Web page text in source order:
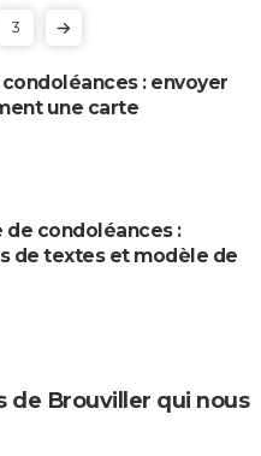
3
: envoyer
une carte
de condoléances :
de textes et modèle de
de Brouviller qui nous